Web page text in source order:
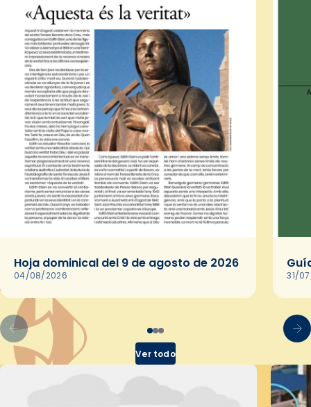
Hoja dominical del 9 de agosto de 2026
04/08/2026 31/
Ver todo